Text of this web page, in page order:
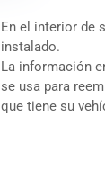
En el interior de
instalado.
La información
se usa para
que tiene su